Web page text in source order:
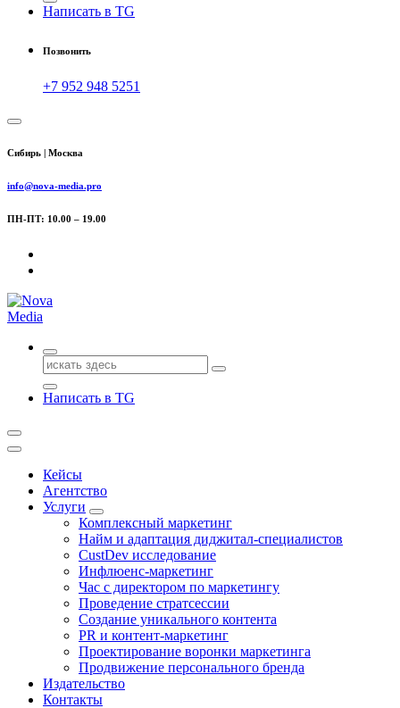
Написать в TG
Позвонить
+7 952 948 5251
Сибирь | Москва
info@nova-media.pro
ПН-ПТ: 10.00 – 19.00
Поиск
для:
Написать в TG
Кейсы
Агентство
Услуги
Комплексный маркетинг
Найм и адаптация диджитал-специалистов
CustDev исследование
Инфлюенс-маркетинг
Час с директором по маркетингу
Проведение стратсессии
Создание уникального контента
PR и контент-маркетинг
Проектирование воронки маркетинга
Продвижение персонального бренда
Издательство
Контакты